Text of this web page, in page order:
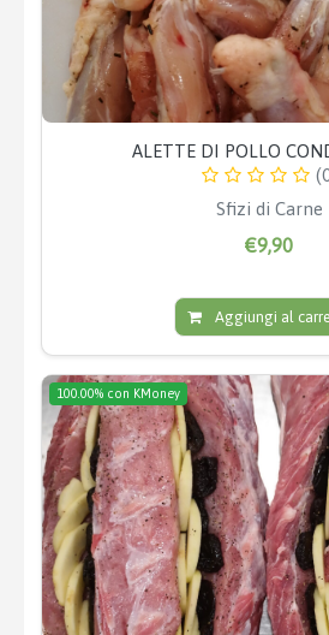
ALETTE DI POLLO
Sfizi di Carne
€9,90
Aggiungi al
100.00% con KMoney